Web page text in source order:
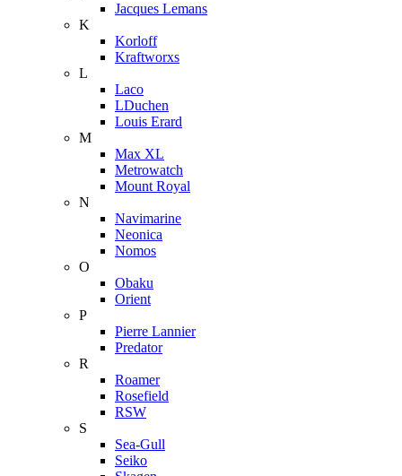
Jacques Lemans
K
Korloff
Kraftworxs
L
Laco
LDuchen
Louis Erard
M
Max XL
Metrowatch
Mount Royal
N
Navimarine
Neonica
Nomos
O
Obaku
Orient
P
Pierre Lannier
Predator
R
Roamer
Rosefield
RSW
S
Sea-Gull
Seiko